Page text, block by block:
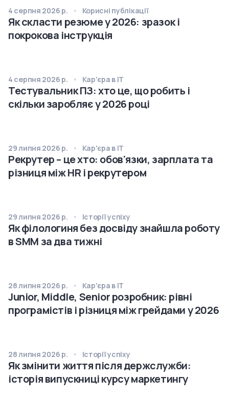
4 серпня 2026 р. Корисні публікації
Як скласти резюме у 2026: зразок і
покрокова інструкція
4 серпня 2026 р. Кар'єра в IT
Тестувальник ПЗ: хто це, що робить і
скільки заробляє у 2026 році
29 липня 2026 р. Кар'єра в IT
Рекрутер – це хто: обов'язки, зарплата та
різниця між HR і рекрутером
29 липня 2026 р. Історії успіху
Як філологиня без досвіду знайшла роботу
в SMM за два тижні
28 липня 2026 р. Кар'єра в IT
Junior, Middle, Senior розробник: рівні
програмістів і різниця між грейдами у 2026
28 липня 2026 р. Історії успіху
Як змінити життя після держслужби:
історія випускниці курсу маркетингу